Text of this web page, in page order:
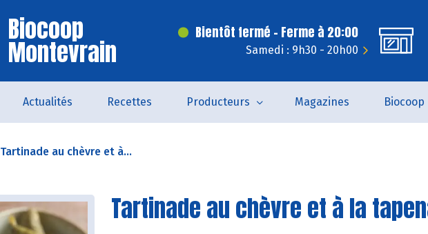
Biocoop
Montevrain
Bientôt fermé - Ferme à 20:00
Samedi : 9h30 - 20h00
Actualités Recettes Producteurs Magazines Biocoop
Tartinade au chèvre et à...
Tartinade au chèvre et à la